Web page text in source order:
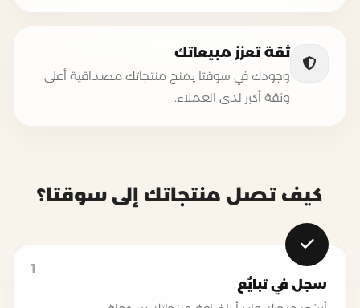
ثقة تعزز مبيعاتك
وجودك في سوقتا يمنح منتجاتك مصداقية أعلى
وثقة أكبر لدى العملاء.
كيف تصل منتجاتك إلى سوقتا؟
1
سجل في تبايُع